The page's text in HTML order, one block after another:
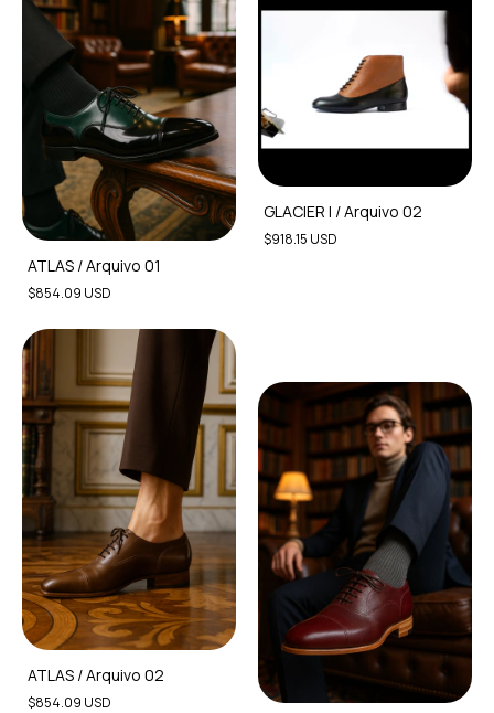
ATLAS / Arquivo 01
$854.09 USD
GLACIER I / Arquivo 02
$918.15 USD
ATLAS / Arquivo 02
$854.09 USD